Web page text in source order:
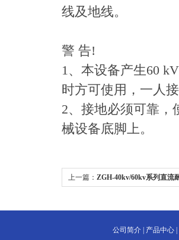
线及地线。
警 告!
1、本设备产生60
时方可使用，一人
2、接地必须可靠，
械设备底脚上。
上一篇： ZGH-40kv/60kv系列直流
公司简介 产品中心